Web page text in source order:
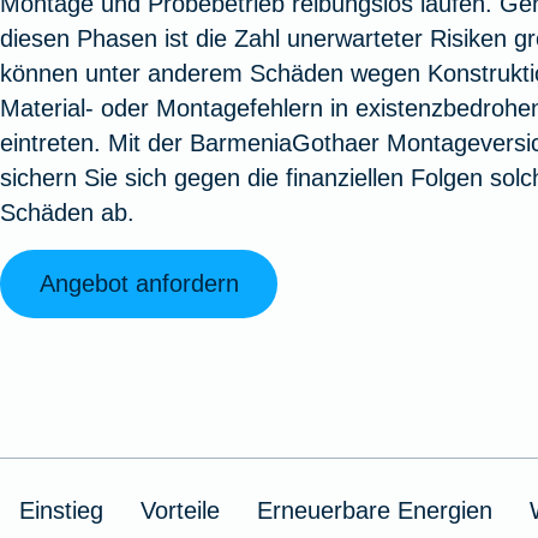
Oldtimerversicherung
Fahrradversicherung
Zur Produktübersicht
Haus-
Jagd-
Jäger-
Augenzusatzversicherung
Pflegemonatsgeld
Zur Produktübersicht
Zur
Zur
Vermögensschadenversicherung
Cyber-Versicherung
Zur Produktübersicht
Kunstversicherung
Zur Serviceübersicht
diesen Phasen ist die Zahl unerwarteter Risiken
können unter anderem Schäden wegen
Material- oder Montagefehlern in
eintreten. Mit der BarmeniaGothaer
sichern Sie sich gegen die finanziellen Folgen
Schäden ab.
Angebot anfordern
Einstieg Vorteile Erneuerbare Energien